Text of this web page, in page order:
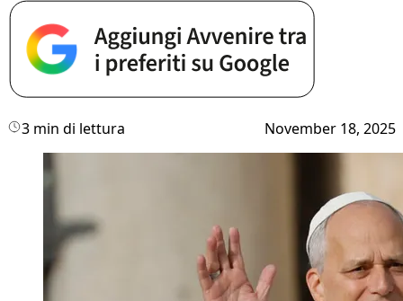
3 min di lettura November 18, 2025